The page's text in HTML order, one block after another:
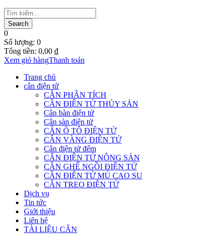
0
Số lượng: 0
Tổng tiền: 0,00 ₫
Xem giỏ hàngThanh toán
Trang chủ
cân điện tử
CÂN PHÂN TÍCH
CÂN ĐIỆN TỬ THỦY SẢN
Cân bàn điện tử
Cân sàn điện tử
CÂN Ô TÔ ĐIỆN TỬ
CÂN VÀNG ĐIỆN TỬ
Cân điện tử đếm
CÂN ĐIỆN TỬ NÔNG SẢN
CÂN GHẾ NGỒI ĐIỆN TỬ
CÂN ĐIỆN TỬ MỦ CAO SU
CÂN TREO ĐIỆN TỬ
Dịch vụ
Tin tức
Giới thiệu
Liên hệ
TÀI LIỆU CÂN